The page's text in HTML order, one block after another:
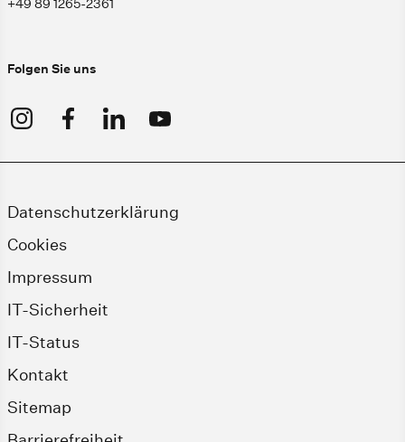
+49 89 1265-2361
Folgen Sie uns
Datenschutzerklärung
Cookies
Impressum
IT-Sicherheit
IT-Status
Kontakt
Sitemap